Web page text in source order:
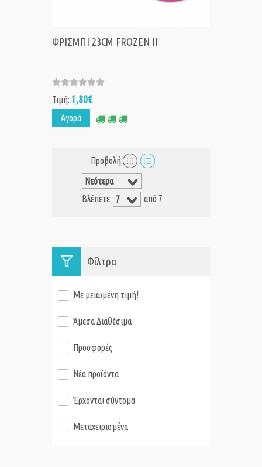
ΦΡΙΣΜΠΙ 23CM FROZEN ΙΙ
Τιμή: 1,80€
Αγορά
Προβολή:
Βλέπετε από 7
Φίλτρα
Με μειωμένη τιμή!
Άμεσα Διαθέσιμα
Προσφορές
Νέα προϊόντα
Έρχονται σύντομα
Μεταχειρισμένα